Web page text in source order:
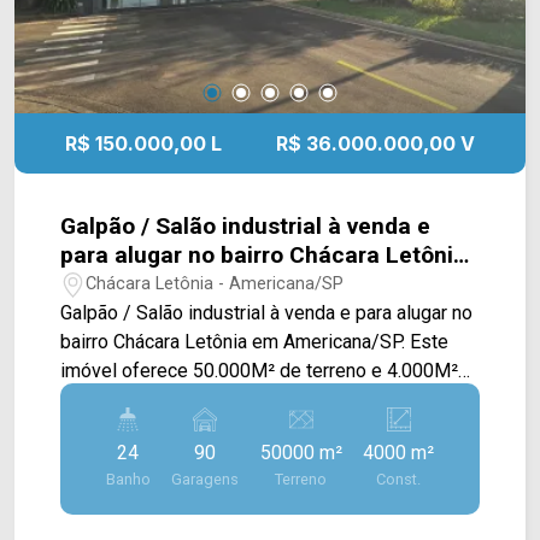
visita!! WhatsApp e Telefone Arbix: (19) 3475-
4546 ARBIX IMÓVEIS - Presente em cada
mudança!
R$ 150.000,00 L R$ 36.000.000,00 V
Galpão / Salão industrial à venda e
para alugar no bairro Chácara Letônia
em Americana/SP
Chácara Letônia - Americana/SP
Galpão / Salão industrial à venda e para alugar no
bairro Chácara Letônia em Americana/SP. Este
imóvel oferece 50.000M² de terreno e 4.000M²
de construção, sendo dispostos em 04 áreas,
prédio administrativo, galpão, refeitório com hotel
e área externa. No prédio administrativo, contém
2.000M² de área, contando com piso térreo e
piso superior. No térreo possui uma recepção
24
Banho
90
Garagens
50000 m²
Terreno
4000 m²
Const.